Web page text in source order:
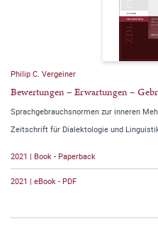
Philip C. Vergeiner
Bewertungen – Erwartungen –
Sprachgebrauchsnormen zur inneren
Zeitschrift für Dialektologie und
2021 | Book - Paperback
2021 | eBook - PDF